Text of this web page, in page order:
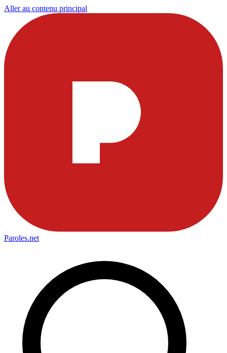
Aller au contenu principal
Paroles.net